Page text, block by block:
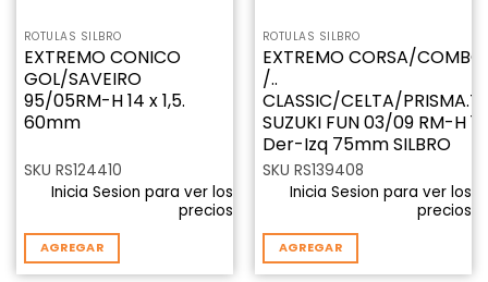
ROTULAS SILBRO
EXTREMO CONICO
GOL/SAVEIRO
95/05RM-H 14 x 1,5.
60mm
SKU RS124410
Inicia Sesion para ver los
precios
AGREGAR
ROTULAS SILBRO
EXTREMO CORSA/
/..
CLASSIC/CELTA/
SUZUKI FUN 03/09 RM-H
Der-Izq 75mm SILBRO
SKU RS139408
Inicia Sesion para ver los
precios
AGREGAR